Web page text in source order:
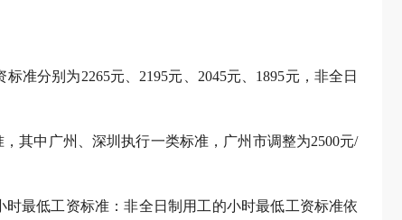
分别为2265元、2195元、2045元、1895元，非全日
其中广州、深圳执行一类标准，广州市调整为2500元/
最低工资标准：非全日制用工的小时最低工资标准依